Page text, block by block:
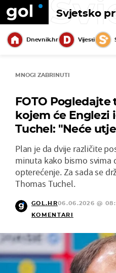
Svjetsko
Dnevnik.hr Vijesti
MNOGI ZABRINUTI
FOTO Pogledajte
kojem će
Tuchel: "Neće
Plan je da dvije različite
minuta kako bismo svima
opterećenje. Za sada se
Thomas Tuchel.
GOL.HR06.06.2026 @
KOMENTARI